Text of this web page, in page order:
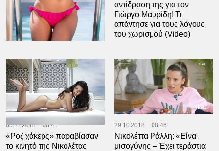
πισίνα… ανεβάζει τη
θερμοκρασία (Photo)
αντίδραση της για τον
Γιώργο Μαυρίδη! Τι
απάντησε για τους λόγους
του χωρισμού (Video)
05.11.2018 08:41
«Ροζ χάκερς» παραβίασαν
το κινητό της Νικολέτας
29.10.2018 08:46
Νικολέττα Ράλλη: «Είναι
μισογύνης – Έχει τεράστια